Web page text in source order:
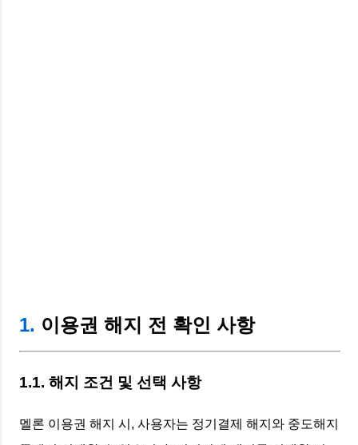
1. 이용권 해지 전 확인 사항
1.1. 해지 조건 및 선택 사항
멜론 이용권 해지 시, 사용자는 정기결제 해지와 중도해지